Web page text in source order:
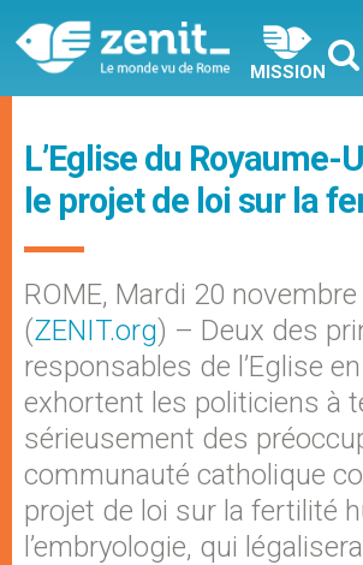
MISSION
L’Eglise du Royaume-
le projet de loi sur la
ROME, Mardi 20
(ZENIT.org) – Deux des
responsables de l’Eglise
exhortent les politiciens à
sérieusement des
communauté catholique
projet de loi sur la fertilité
l’embryologie, qui